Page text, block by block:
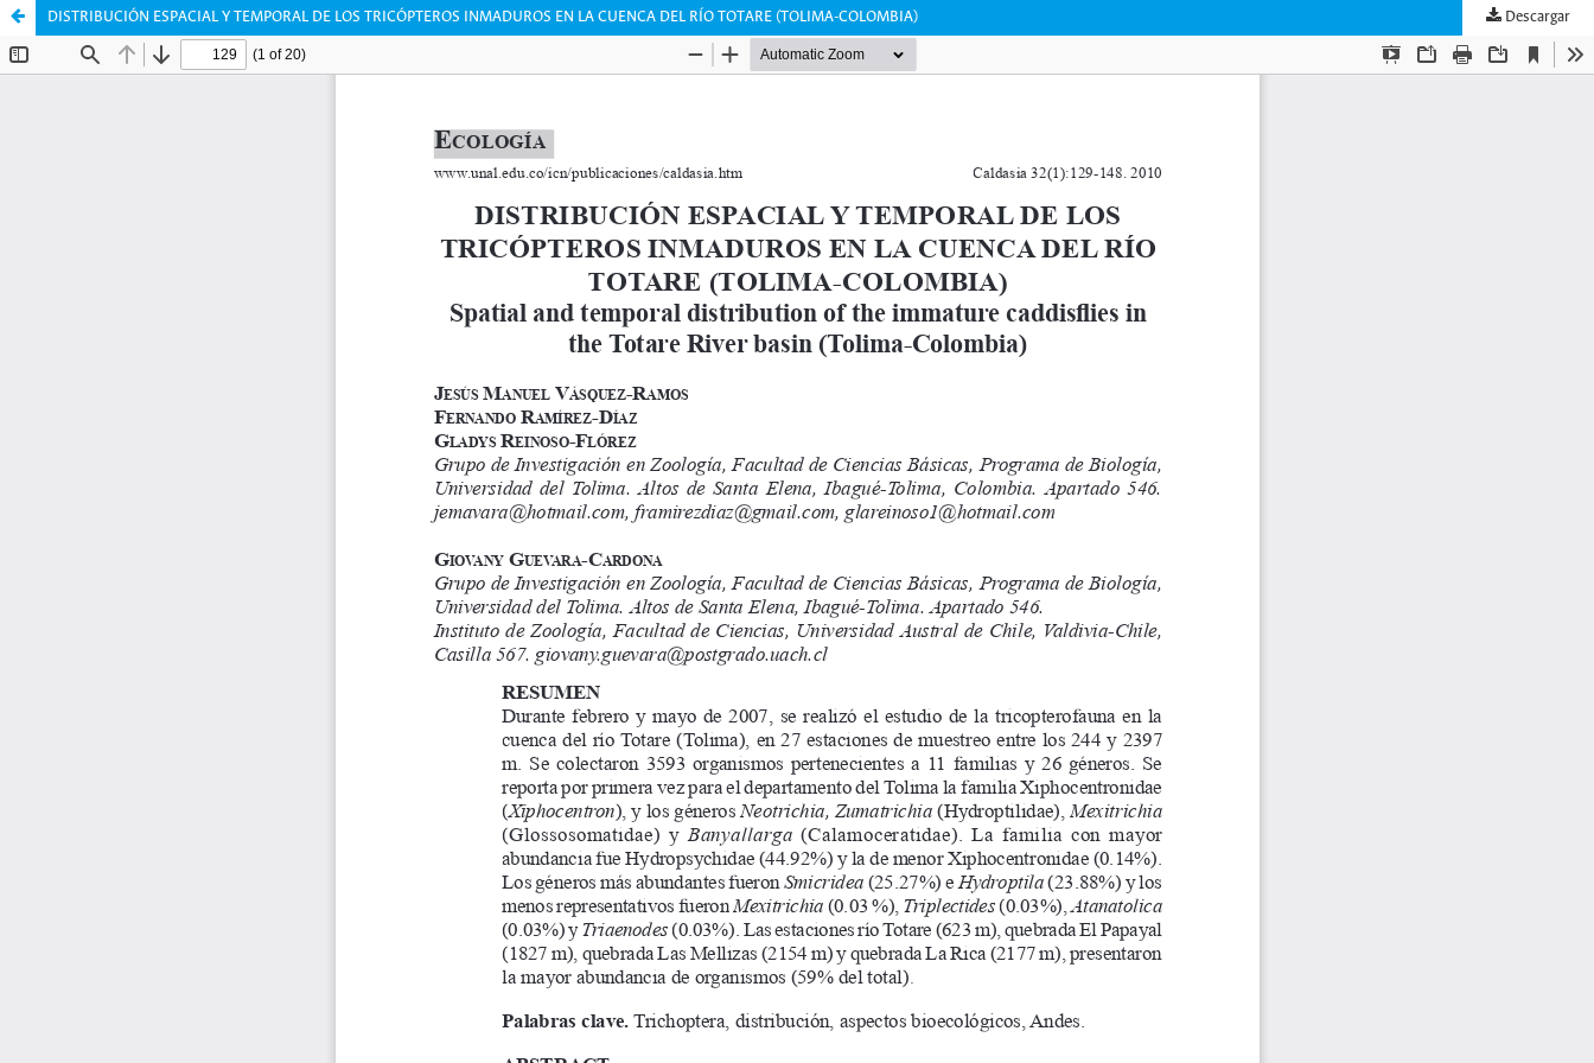
DISTRIBUCIÓN ESPACIAL Y TEMPORAL DE LOS TRICÓPTEROS INMADUROS EN LA CUENCA DEL RÍO TOTARE (TOLIMA-COLOMBIA) Descargar